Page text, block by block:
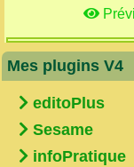
Mes plugins V4
editoPlus
Sesame
infoPratique